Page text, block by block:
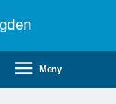
Meny